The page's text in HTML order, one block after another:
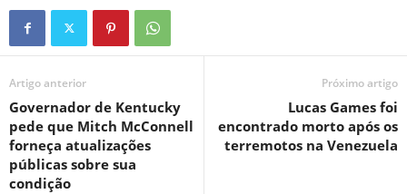
Artigo anterior
Governador de Kentucky
pede que Mitch McConnell
forneça atualizações
públicas sobre sua
condição
Próximo artigo
Lucas Games foi
encontrado morto após os
terremotos na Venezuela